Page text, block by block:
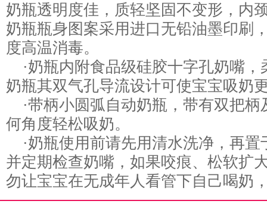
奶瓶透明度佳，质轻坚固不变形，内
奶瓶瓶身图案采用进口无铅油墨印刷
度高温消毒。
·奶瓶内附食品级硅胶十字孔奶嘴，
奶瓶其双气孔导流设计可使宝宝吸奶
·带柄小圆弧自动奶瓶，带有双把柄
何角度轻松吸奶。
·奶瓶使用前请先用清水洗净，再置
并定期检查奶嘴，如果咬痕、松软扩
勿让宝宝在无成年人看管下自己喝奶